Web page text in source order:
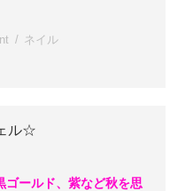
ネイル
ル☆
ゴールド、紫など秋を思